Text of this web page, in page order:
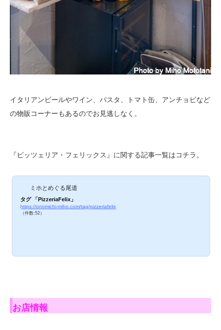
イタリアンビールやワイン、パスタ、トマト缶、アンチョビなど
の物販コーナーもあるのでお見逃しなく。
『ピッツェリア・フェリックス』に関する記事一覧はコチラ。
ミホとめぐる尾道
タグ 「PizzeriaFelix」
https://onomichi-miho.com/tag/pizzeriafelix
（件数:52）
お店情報